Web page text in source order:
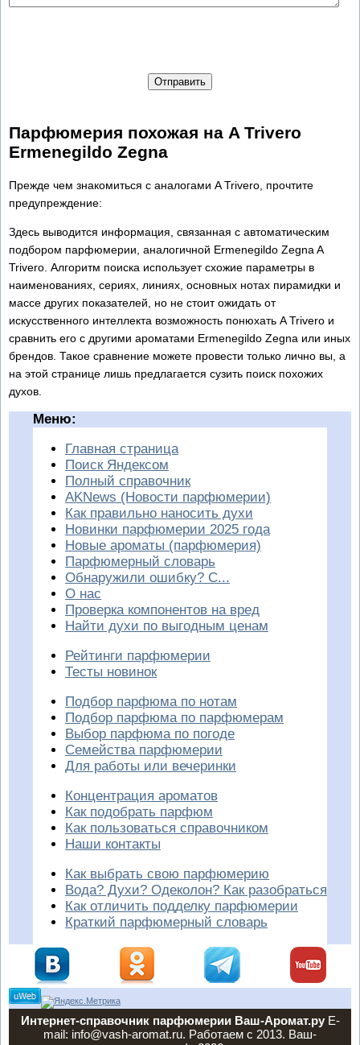
Отправить
Парфюмерия похожая на A Trivero
Ermenegildo Zegna
Прежде чем знакомиться с аналогами A Trivero, прочтите
предупреждение:
Здесь выводится информация, связанная с автоматическим
подбором парфюмерии, аналогичной Ermenegildo Zegna A
Trivero. Алгоритм поиска использует схожие параметры в
наименованиях, сериях, линиях, основных нотах пирамидки и
массе других показателей, но не стоит ожидать от
искусственного интеллекта возможность понюхать A Trivero и
сравнить его с другими ароматами Ermenegildo Zegna или иных
брендов. Такое сравнение можете провести только лично вы, а
на этой странице лишь предлагается сузить поиск похожих
духов.
Меню:
Главная страница
Поиск Яндексом
Полный справочник
AKNews (Новости парфюмерии)
Как правильно наносить духи
Новинки парфюмерии 2025 года
Новые ароматы (парфюмерия)
Парфюмерный словарь
Обнаружили ошибку? С...
О нас
Проверка компонентов на вред
Найти духи по выгодным ценам
Рейтинги парфюмерии
Тесты новинок
Подбор парфюма по нотам
Подбор парфюма по парфюмерам
Выбор парфюма по погоде
Семейства парфюмерии
Для работы или вечеринки
Концентрация ароматов
Как подобрать парфюм
Как пользоваться справочником
Наши контакты
Как выбрать свою парфюмерию
Вода? Духи? Одеколон? Как разобраться
Как отличить подделку парфюмерии
Краткий парфюмерный словарь
Интернет-справочник парфюмерии Ваш-Аромат.руE-
mail: info@vash-aromat.ru. Работаем с 2013. Ваш-